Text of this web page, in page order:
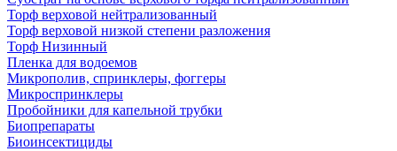
Торф верховой нейтрализованный
Торф верховой низкой степени разложения
Торф Низинный
Пленка для водоемов
Микрополив, спринклеры, фоггеры
Микроспринклеры
Пробойники для капельной трубки
Биопрепараты
Биоинсектициды